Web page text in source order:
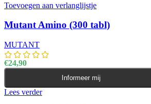
Toevoegen aan verlanglijstje
Mutant Amino (300 tabl)
MUTANT
€24,90
Informeer mij
Lees verder